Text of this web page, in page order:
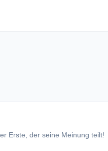
Erste, der seine Meinung teilt!